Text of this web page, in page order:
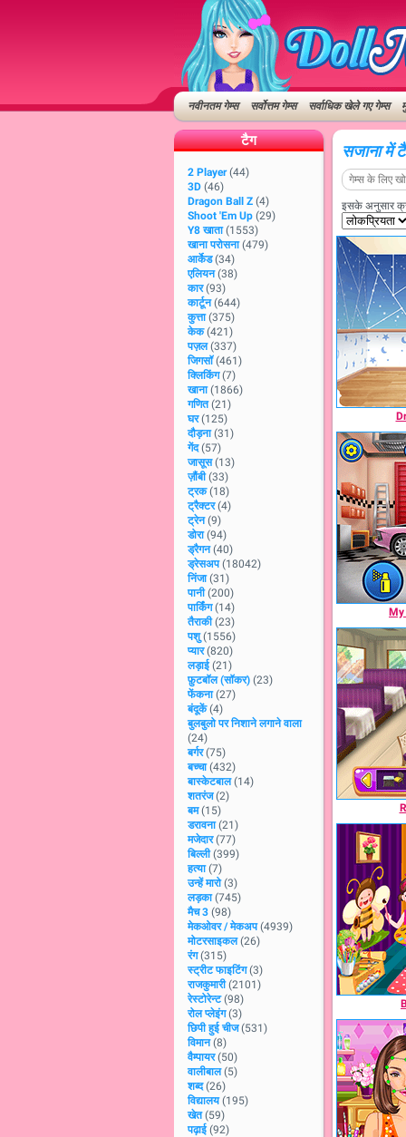
नवीनतम गेम्स सर्वोत्तम गेम्स सर्वाधिक खेले गए गेम्स
टैग
2 Player (44)
3D (46)
Dragon Ball Z (4)
Shoot 'Em Up (29)
Y8 खाता (1553)
खाना परोसना (479)
आर्केड (34)
एलियन (38)
कार (93)
कार्टून (644)
कुत्ता (375)
केक (421)
पज़ल (337)
जिगसॉ (461)
क्लिकिंग (7)
खाना (1866)
गणित (21)
घर (125)
दौड़ना (31)
गेंद (57)
जासूस (13)
ज़ौंबी (33)
ट्रक (18)
ट्रैक्टर (4)
ट्रेन (9)
डोरा (94)
ड्रैगन (40)
ड्रेसअप (18042)
निंजा (31)
पानी (200)
पार्किंग (14)
तैराकी (23)
पशु (1556)
प्यार (820)
लड़ाई (21)
फ़ुटबॉल (सॉकर) (23)
फेंकना (27)
बंदूकें (4)
बुलबुलो पर निशाने लगाने वाला
(24)
बर्गर (75)
बच्चा (432)
बास्केटबाल (14)
शतरंज (2)
बम (15)
डरावना (21)
मजेदार (77)
बिल्ली (399)
हत्या (7)
उन्हें मारो (3)
लड़का (745)
मैच 3 (98)
मेकओवर / मेकअप (4939)
मोटरसाइकल (26)
रंग (315)
स्ट्रीट फाइटिंग (3)
राजकुमारी (2101)
रेस्टोरेन्ट (98)
रोल प्लेइंग (3)
छिपी हुई चीज (531)
विमान (8)
वैम्पायर (50)
वालीबाल (5)
शब्द (26)
विद्यालय (195)
खेत (59)
पढ़ाई (92)
सजाना में
इसके अनुसार
My